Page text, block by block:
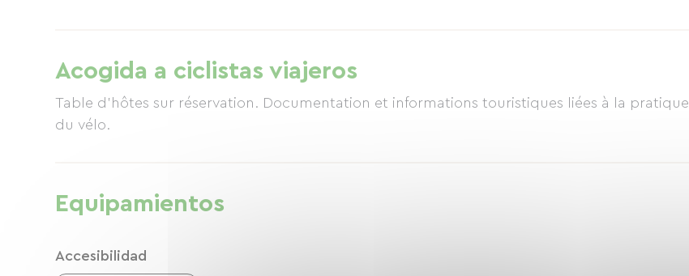
Acogida a ciclistas viajeros
Table d'hôtes sur réservation. Documentation et informations touristiques liées à la pratique
du vélo.
Equipamientos
Accesibilidad